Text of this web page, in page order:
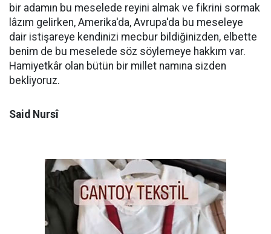
bir adamın bu meselede reyini almak ve fikrini sormak
lâzım gelirken, Amerika'da, Avrupa'da bu meseleye
dair istişareye kendinizi mecbur bildiğinizden, elbette
benim de bu meselede söz söylemeye hakkım var.
Hamiyetkâr olan bütün bir millet namına sizden
bekliyoruz.
Said Nursî